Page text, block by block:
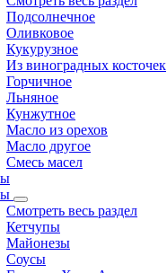
Подсолнечное
Оливковое
Кукурузное
Из виноградных косточек
Горчичное
Льняное
Кунжутное
Масло из орехов
Масло другое
Смесь масел
Смотреть весь раздел
Кетчупы
Майонезы
Соусы